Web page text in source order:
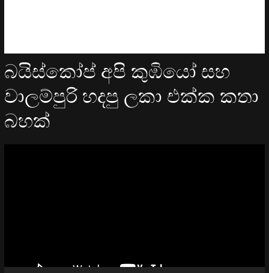
බයිස්කෝප් අපි කුඹියෝ සහ
වාලම්පුරි හදපු ලකා එක්ක කතා
බහක්